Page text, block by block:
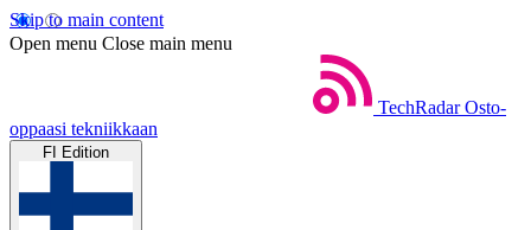
Skip to main content
Open menu Close main menu
TechRadar Osto-
oppaasi tekniikkaan
FI Edition